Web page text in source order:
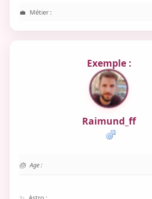
Métier :
Exemple :
Raimund_ff
Age :